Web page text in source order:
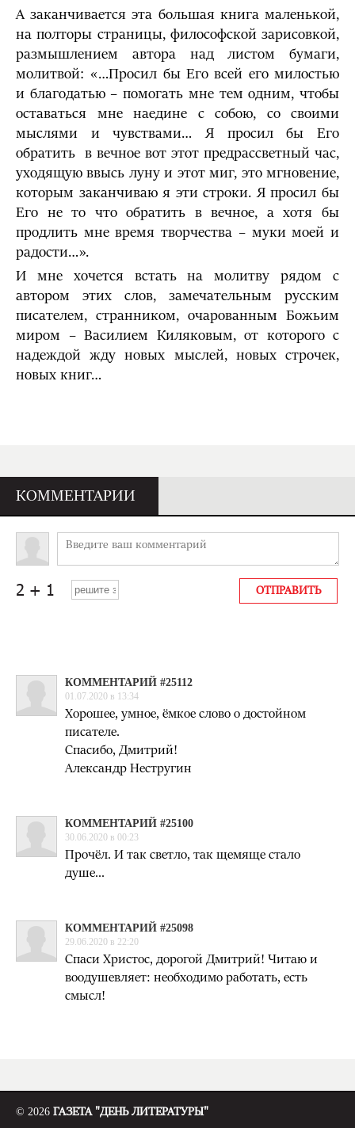
А заканчивается эта большая книга маленькой,
на полторы страницы, философской зарисовкой,
размышлением автора над листом бумаги,
молитвой: «…Просил бы Его всей его милостью
и благодатью – помогать мне тем одним, чтобы
оставаться мне наедине с собою, со своими
мыслями и чувствами… Я просил бы Его
обратить в вечное вот этот предрассветный час,
уходящую ввысь луну и этот миг, это мгновение,
которым заканчиваю я эти строки. Я просил бы
Его не то что обратить в вечное, а хотя бы
продлить мне время творчества – муки моей и
радости…».
И мне хочется встать на молитву рядом с
автором этих слов, замечательным русским
писателем, странником, очарованным Божьим
миром – Василием Киляковым, от которого с
надеждой жду новых мыслей, новых строчек,
новых книг…
КОММЕНТАРИИ
КОММЕНТАРИЙ #25112
01.07.2020 в 13:34
Хорошее, умное, ёмкое слово о достойном
писателе.
Спасибо, Дмитрий!
Александр Нестругин
КОММЕНТАРИЙ #25100
30.06.2020 в 00:23
Прочёл. И так светло, так щемяще стало
душе...
КОММЕНТАРИЙ #25098
29.06.2020 в 22:20
Спаси Христос, дорогой Дмитрий! Читаю и
воодушевляет: необходимо работать, есть
смысл!
© 2026 ГАЗЕТА "ДЕНЬ ЛИТЕРАТУРЫ"